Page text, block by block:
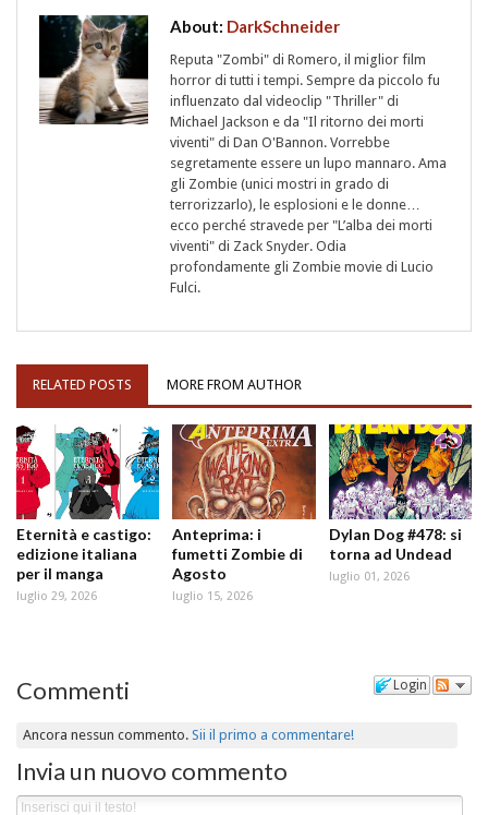
About: DarkSchneider
Reputa "Zombi" di Romero, il miglior film
horror di tutti i tempi. Sempre da piccolo fu
influenzato dal videoclip "Thriller" di
Michael Jackson e da "Il ritorno dei morti
viventi" di Dan O'Bannon. Vorrebbe
segretamente essere un lupo mannaro. Ama
gli Zombie (unici mostri in grado di
terrorizzarlo), le esplosioni e le donne…
ecco perché stravede per "L’alba dei morti
viventi" di Zack Snyder. Odia
profondamente gli Zombie movie di Lucio
Fulci.
RELATED POSTS MORE FROM AUTHOR
Eternità e castigo:
edizione italiana
per il manga
luglio 29, 2026
Anteprima: i
fumetti Zombie di
Agosto
luglio 15, 2026
Dylan Dog #478: si
torna ad Undead
luglio 01, 2026
Login
Commenti
Ancora nessun commento.Sii il primo a commentare!
Invia un nuovo commento